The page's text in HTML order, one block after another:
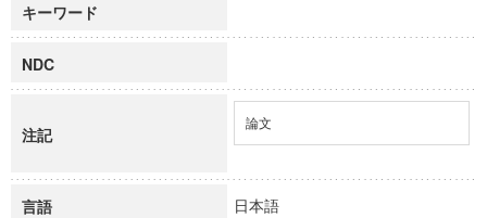
キーワード
NDC
注記
論文
言語 日本語